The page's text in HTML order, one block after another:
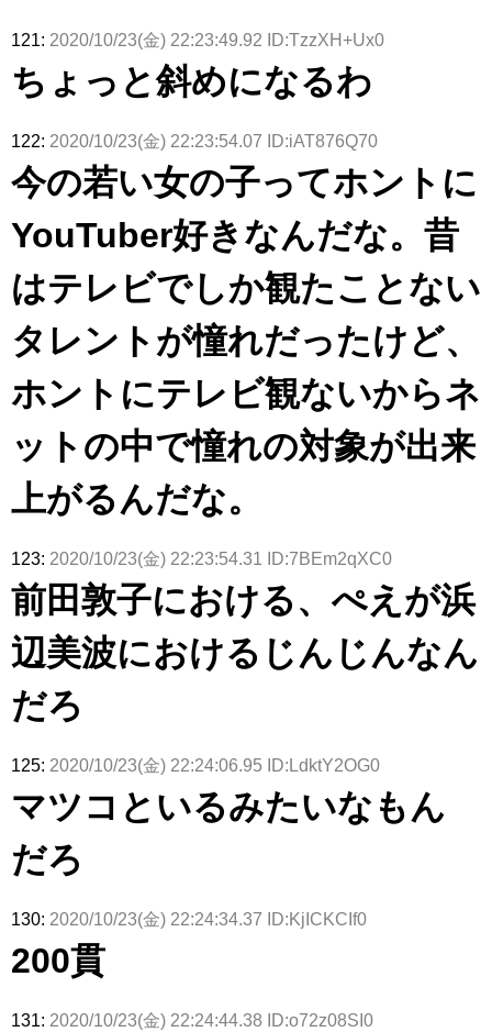
121: 2020/10/23(金) 22:23:49.92 ID:TzzXH+Ux0
ちょっと斜めになるわ
122: 2020/10/23(金) 22:23:54.07 ID:iAT876Q70
今の若い女の子ってホントに
YouTuber好きなんだな。昔
はテレビでしか観たことない
タレントが憧れだったけど、
ホントにテレビ観ないからネ
ットの中で憧れの対象が出来
上がるんだな。
123: 2020/10/23(金) 22:23:54.31 ID:7BEm2qXC0
前田敦子における、ぺえが浜
辺美波におけるじんじんなん
だろ
125: 2020/10/23(金) 22:24:06.95 ID:LdktY2OG0
マツコといるみたいなもん
だろ
130: 2020/10/23(金) 22:24:34.37 ID:KjICKCIf0
200貫
131: 2020/10/23(金) 22:24:44.38 ID:o72z08SI0